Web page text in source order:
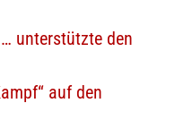
unterstützte den
auf den